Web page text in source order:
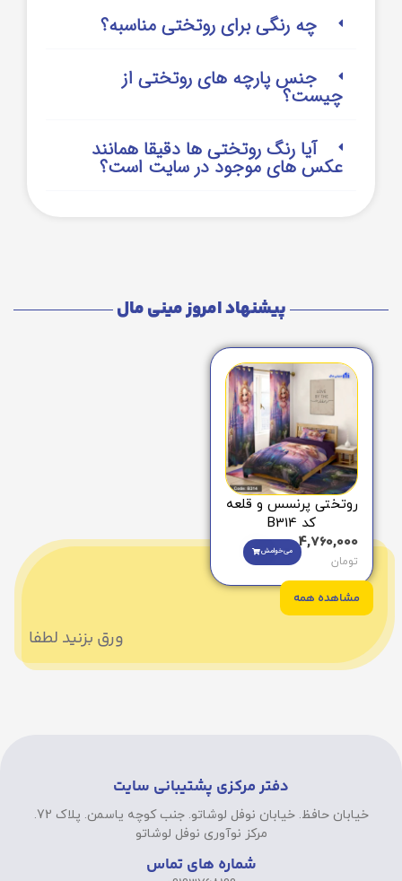
چه رنگی برای روتختی مناسبه؟
جنس پارچه های روتختی از
چیست؟
آیا رنگ روتختی ها دقیقا همانند
عکس های موجود در سایت است؟
پیشنهاد امروز مینی مال
روتختی پرنسس و قلعه
کد B314
4,760,000
تومان
می‌خوامش
مشاهده همه
ورق بزنید لطفا
دفتر مرکزی پشتیبانی سایت
خیابان حافظ. خیابان نوفل لوشاتو. جنب کوچه یاسمن. پلاک 72.
مرکز نوآوری نوفل لوشاتو
شماره های تماس